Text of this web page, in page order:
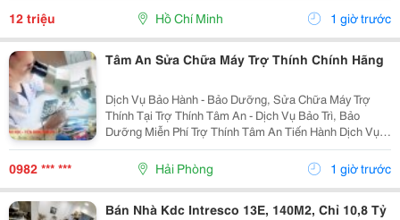
Mẹ Đưa Rước, Bé Nhỏ 1 Tuổi. Nhà Thì Chỉ Có 1 Lầu.
12 triệu Hồ Chí Minh 1 giờ trước
Tâm An Sửa Chữa Máy Trợ Thính Chính Hãng
Dịch Vụ Bảo Hành - Bảo Dưỡng, Sửa Chữa Máy Trợ
Thính Tại Trợ Thính Tâm An - Dịch Vụ Bảo Trì, Bảo
Dưỡng Miễn Phí Trợ Thính Tâm An Tiến Hành Dịch Vụ
Bảo Dưỡng, Vệ Sinh Sấy Khô Máy Trợ Thính Định Kì 3
Tháng/1 Lần Đối Với Tất Cả Các Thiêt Bị Trợ...
0982 *** *** Hải Phòng 1 giờ trước
Bán Nhà Kdc Intresco 13E, 140M2, Chỉ 10,8 Tỷ